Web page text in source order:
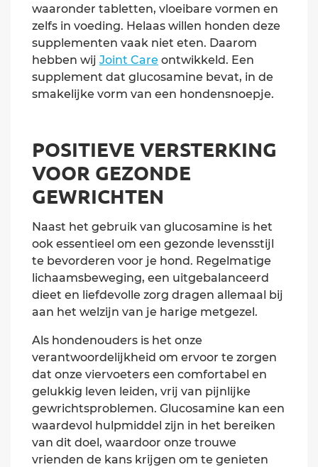
waaronder tabletten, vloeibare vormen en
zelfs in voeding. Helaas willen honden deze
supplementen vaak niet eten. Daarom
hebben wij Joint Care ontwikkeld. Een
supplement dat glucosamine bevat, in de
smakelijke vorm van een hondensnoepje.
POSITIEVE VERSTERKING
VOOR GEZONDE
GEWRICHTEN
Naast het gebruik van glucosamine is het
ook essentieel om een gezonde levensstijl
te bevorderen voor je hond. Regelmatige
lichaamsbeweging, een uitgebalanceerd
dieet en liefdevolle zorg dragen allemaal bij
aan het welzijn van je harige metgezel.
Als hondenouders is het onze
verantwoordelijkheid om ervoor te zorgen
dat onze viervoeters een comfortabel en
gelukkig leven leiden, vrij van pijnlijke
gewrichtsproblemen. Glucosamine kan een
waardevol hulpmiddel zijn in het bereiken
van dit doel, waardoor onze trouwe
vrienden de kans krijgen om te genieten